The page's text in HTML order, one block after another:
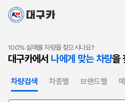
100% 실매물 차량을 찾으시나요?
대구카에서 나에게 맞는 차량을
차량검색 차종별 브랜드별